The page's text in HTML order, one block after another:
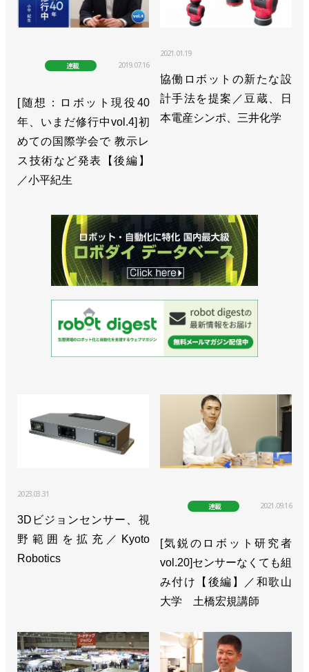
連載 2019.07.16
[随想：ロボット現役40
年、いまだ修行中vol.4]初
めての国際学会で 教示レ
ス技術など発表【後編】
／小平紀生
2021.01.19
協働ロボットの新たな設
計手法を提案／豆蔵、日
本電産シンポ、三井化学
2023.03.31
3Dビジョンセンサー、視
野範囲を拡充／Kyoto
Robotics
連載 2021.09.16
[気鋭のロボット研究者
vol.20]センサーなくても組
み付け【後編】／和歌山
大学 土橋宏規講師